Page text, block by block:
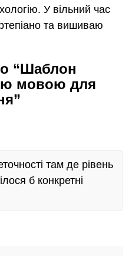
У вільний час
та вишиваю
“Шаблон
мовою для
там де рівень
б конкретні